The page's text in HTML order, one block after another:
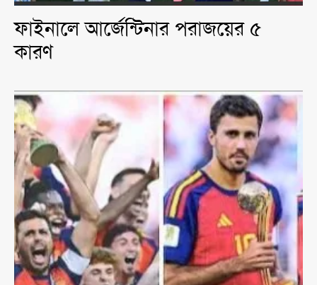
ফাইনালে আর্জেন্টিনার পরাজয়ের ৫
কারণ